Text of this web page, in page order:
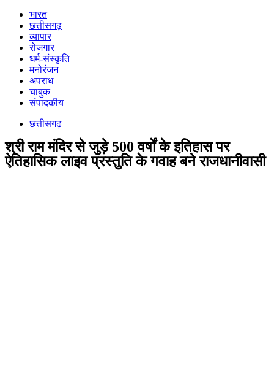
भारत
छत्तीसगढ़
व्यापार
रोजगार
धर्म-संस्कृति
मनोरंजन
अपराध
चाबुक
संपादकीय
छत्तीसगढ़
श्री राम मंदिर से जुड़े 500 वर्षों के इतिहास पर
ऐतिहासिक लाइव प्रस्तुति के गवाह बने राजधानीवासी